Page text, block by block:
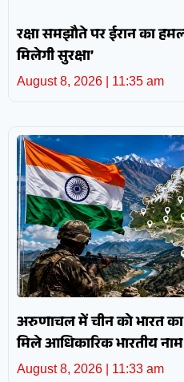
रक्षा समझौते पर ईरान का
मिलेगी सुरक्षा’
August 8, 2026 11:35 am
अरुणाचल में चीन को भारत का
मिले आधिकारिक भारतीय नाम
August 8, 2026 11:33 am